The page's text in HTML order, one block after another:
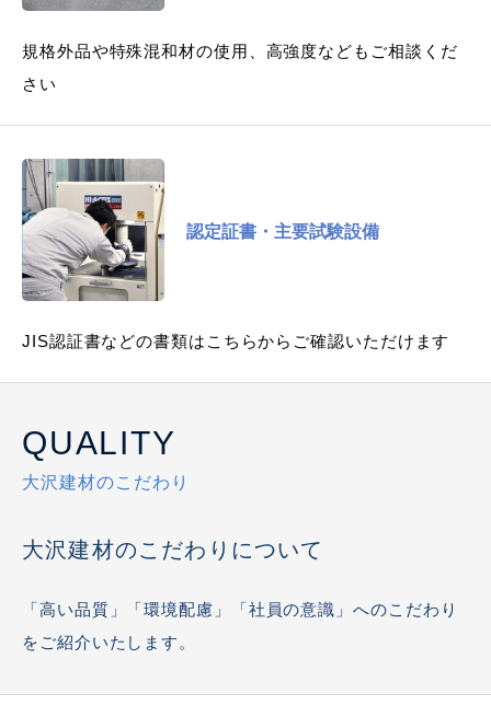
規格外品や特殊混和材の使用、高強度などもご相談くだ
さい
認定証書・主要試験設備
JIS認証書などの書類はこちらからご確認いただけます
QUALITY
大沢建材のこだわり
大沢建材のこだわりについて
「高い品質」「環境配慮」「社員の意識」へのこだわり
をご紹介いたします。